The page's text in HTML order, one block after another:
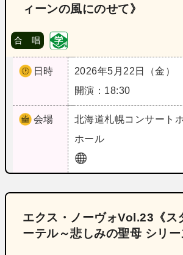
ィーンの風にのせて》
合 唱
日時
2026年5月22日（金）
開演：18:30
会場 北海道札幌コンサート
ホール
エクス・ノーヴォVol.23《ス
ーテル～悲しみの聖母 シリー